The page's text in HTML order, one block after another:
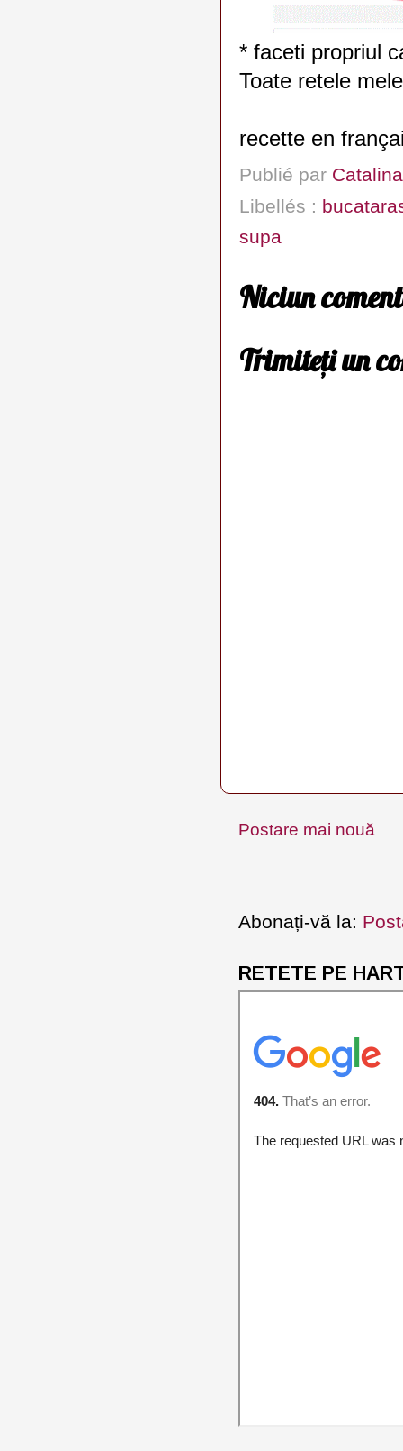
* faceti propriul
Toate retele
recette en
Publié par Catalina
Libellés :
supa
Niciun
Trimiteți un
Postare mai nouă
Abonați-vă la:
RETETE PE